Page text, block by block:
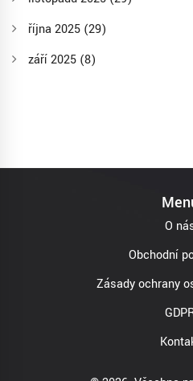
října 2025 (29)
září 2025 (8)
O
Obchodní
Zásady ochrany